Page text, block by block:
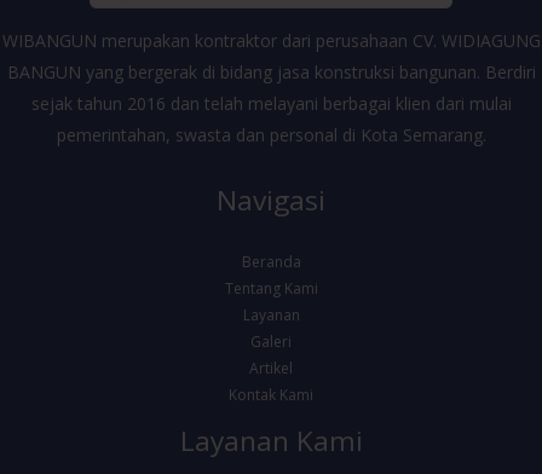
WIBANGUN merupakan kontraktor dari perusahaan CV. WIDIAGUNG
BANGUN yang bergerak di bidang jasa konstruksi bangunan. Berdiri
sejak tahun 2016 dan telah melayani berbagai klien dari mulai
pemerintahan, swasta dan personal di Kota Semarang.
Navigasi
Beranda
Tentang Kami
Layanan
Galeri
Artikel
Kontak Kami
Layanan Kami